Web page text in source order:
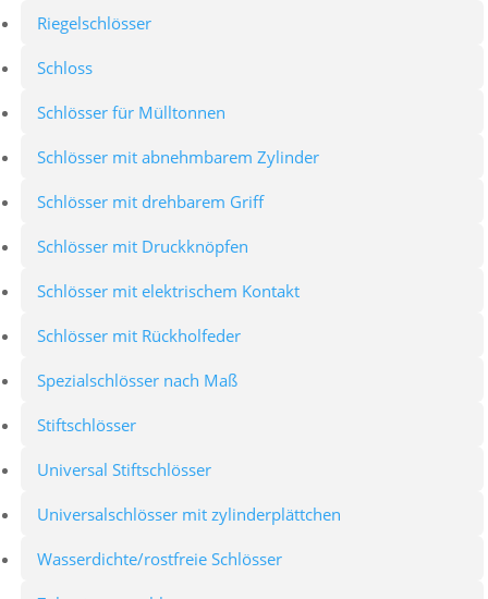
Riegelschlösser
Schloss
Schlösser für Mülltonnen
Schlösser mit abnehmbarem Zylinder
Schlösser mit drehbarem Griff
Schlösser mit Druckknöpfen
Schlösser mit elektrischem Kontakt
Schlösser mit Rückholfeder
Spezialschlösser nach Maß
Stiftschlösser
Universal Stiftschlösser
Universalschlösser mit zylinderplättchen
Wasserdichte/rostfreie Schlösser